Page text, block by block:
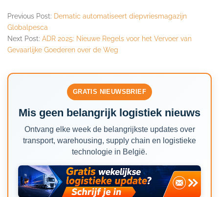
Previous Post: Dematic automatiseert diepvriesmagazijn
Globalpesca
Next Post: ADR 2025: Nieuwe Regels voor het Vervoer van
Gevaarlijke Goederen over de Weg
GRATIS NIEUWSBRIEF
Mis geen belangrijk logistiek nieuws
Ontvang elke week de belangrijkste updates over
transport, warehousing, supply chain en logistieke
technologie in België.